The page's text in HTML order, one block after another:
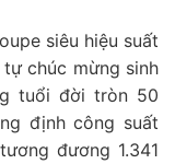
siêu hiệu suất
tự chúc mừng sinh
tuổi đời tròn 50
định công suất
đương 1.341